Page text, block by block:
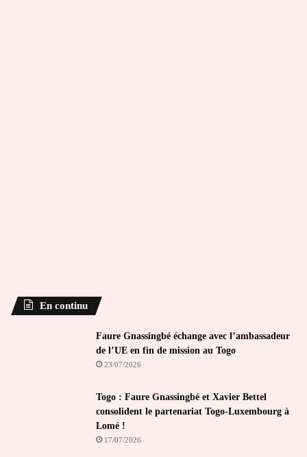
En continu
Faure Gnassingbé échange avec l’ambassadeur
de l’UE en fin de mission au Togo
23/07/2026
Togo : Faure Gnassingbé et Xavier Bettel
consolident le partenariat Togo-Luxembourg à
Lomé !
17/07/2026